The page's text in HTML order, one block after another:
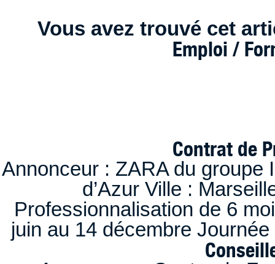
Vous avez trouvé cet
Emploi /
Contrat de
Annonceur : ZARA du
d’Azur Ville :
Professionnalisation de 6
juin au 14 décembre